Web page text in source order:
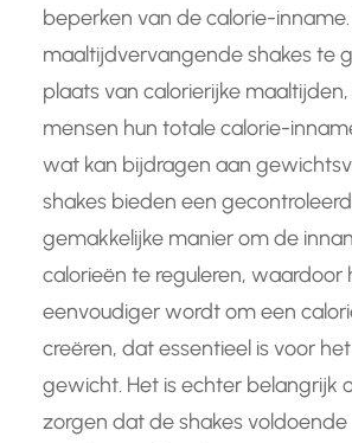
beperken van de calorie-
maaltijdvervangende shakes te
plaats van calorierijke
mensen hun totale calorie-
wat kan bijdragen aan
shakes bieden een
gemakkelijke manier om de
calorieën te reguleren, waardoor
eenvoudiger wordt om een
creëren, dat essentieel is voor
gewicht. Het is echter belangrijk
zorgen dat de shakes voldoende